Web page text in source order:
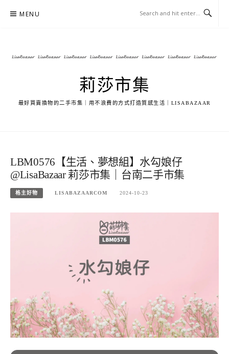
MENU
莉莎市集
最好買賣換物的二手市集｜用不浪費的方式打造質感生活｜LISABAZAAR
LBM0576【生活、夢想組】水勾娘仔
@LisaBazaar 莉莎市集｜台南二手市集
格主好物 LISABAZAARCOM 2024-10-23